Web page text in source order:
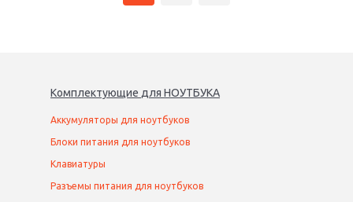
Комплектующие для НОУТБУКА
Аккумуляторы для ноутбуков
Блоки питания для ноутбуков
Клавиатуры
Разъемы питания для ноутбуков